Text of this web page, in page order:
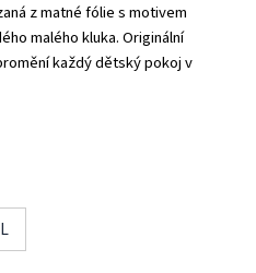
z matné fólie s motivem
malého kluka. Originální
každý dětský pokoj v